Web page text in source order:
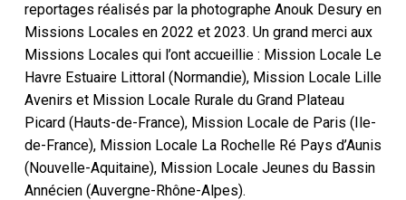
reportages réalisés par la photographe Anouk Desury en
Missions Locales en 2022 et 2023. Un grand merci aux
Missions Locales qui l’ont accueillie : Mission Locale Le
Havre Estuaire Littoral (Normandie), Mission Locale Lille
Avenirs et Mission Locale Rurale du Grand Plateau
Picard (Hauts-de-France), Mission Locale de Paris (Ile-
de-France), Mission Locale La Rochelle Ré Pays d’Aunis
(Nouvelle-Aquitaine), Mission Locale Jeunes du Bassin
Annécien (Auvergne-Rhône-Alpes).